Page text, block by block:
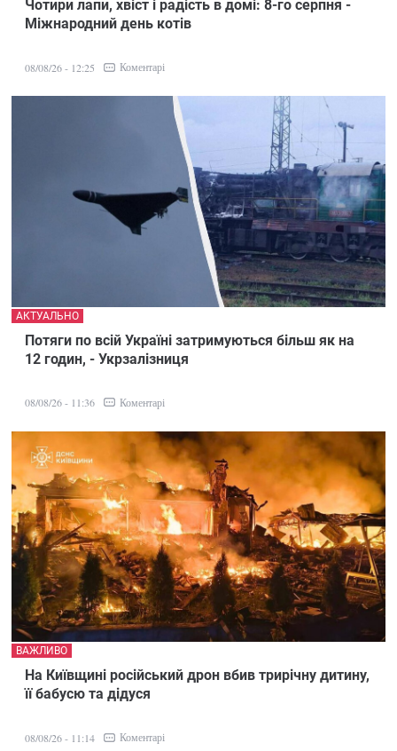
Чотири лапи, хвіст і радість в домі: 8-го серпня -
Міжнародний день котів
08/08/26 - 12:25 Коментарі
Потяги по всій Україні затримуються більш як на
12 годин, - Укрзалізниця
АКТУАЛЬНО
08/08/26 - 11:36 Коментарі
На Київщині російський дрон вбив трирічну дитину,
її бабусю та дідуся
ВАЖЛИВО
08/08/26 - 11:14 Коментарі